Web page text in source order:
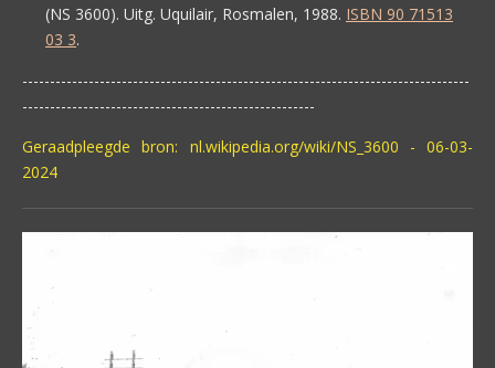
(NS 3600). Uitg. Uquilair, Rosmalen, 1988. ISBN 90 71513
03 3.
---------------------------------------------------------------------------------
-----------------------------------------------------
Geraadpleegde bron: nl.wikipedia.org/wiki/NS_3600 - 06-03-
2024